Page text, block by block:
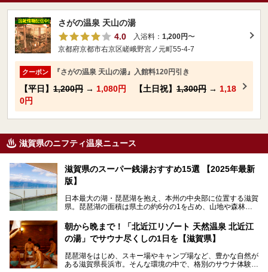
さがの温泉 天山の湯
4.0
入浴料： 1,200円〜
京都府京都市右京区嵯峨野宮ノ元町55-4-7
クーポン 『さがの温泉 天山の湯』入館料120円引き
【平日】 1,200円 → 1,080円 【土日祝】 1,300円 → 1,18
0円
滋賀県のニフティ温泉ニュース
滋賀県のスーパー銭湯おすすめ15選 【2025年最新
版】
日本最大の湖・琵琶湖を抱え、本州の中央部に位置する滋賀
県。琵琶湖の面積は県土の約6分の1を占め、山地や森林部
して栄え、県内には世界遺産の比叡山延暦寺、天守が国宝に
指定されている彦根城、国の特別史跡の安土城跡など、多数
の史跡があります。
琵琶湖の雄大な景色を眺めながら入れる施設もありますよ。
朝から晩まで！「北近江リゾート 天然温泉 北近江
の湯」でサウナ尽くしの1日を【滋賀県】
琵琶湖をはじめ、スキー場やキャンプ場など、豊かな自然が
ある滋賀県長浜市。そんな環境の中で、格別のサウナ体験を